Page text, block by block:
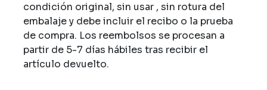
condición original, sin usar , sin rotura del
embalaje y debe incluir el recibo o la prueba
de compra. Los reembolsos se procesan a
partir de 5-7 días hábiles tras recibir el
artículo devuelto.